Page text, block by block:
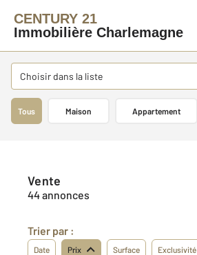
CENTURY 21
Immobilière Charlemagne
Choisir dans la liste
Tous Maison Appartement
Vente
44 annonces
Trier par :
Date Prix Surface Exclusivité